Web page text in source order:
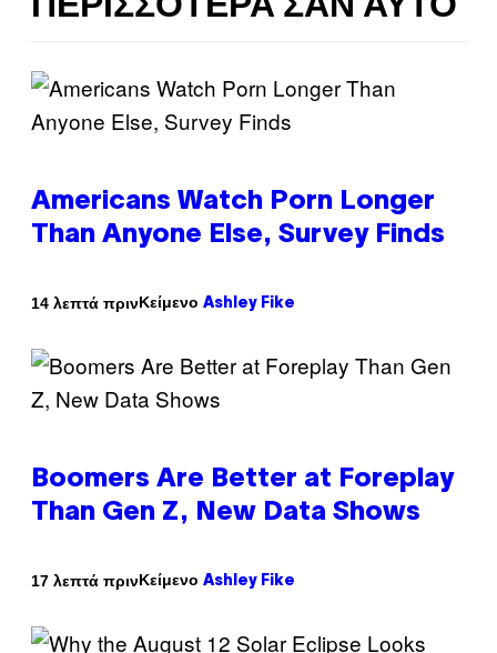
ΠΕΡΙΣΣΌΤΕΡΑ ΣΑΝ ΑΥΤΌ
Americans Watch Porn Longer
Than Anyone Else, Survey Finds
14 λεπτά πρινΚείμενο Ashley Fike
Boomers Are Better at Foreplay
Than Gen Z, New Data Shows
17 λεπτά πρινΚείμενο Ashley Fike